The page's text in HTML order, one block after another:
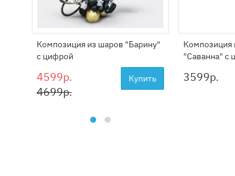
Композиция из шаров "Барину"
с цифрой
4599р.
4699р.
Купить
Композиция
"Саванна" с
3599р.